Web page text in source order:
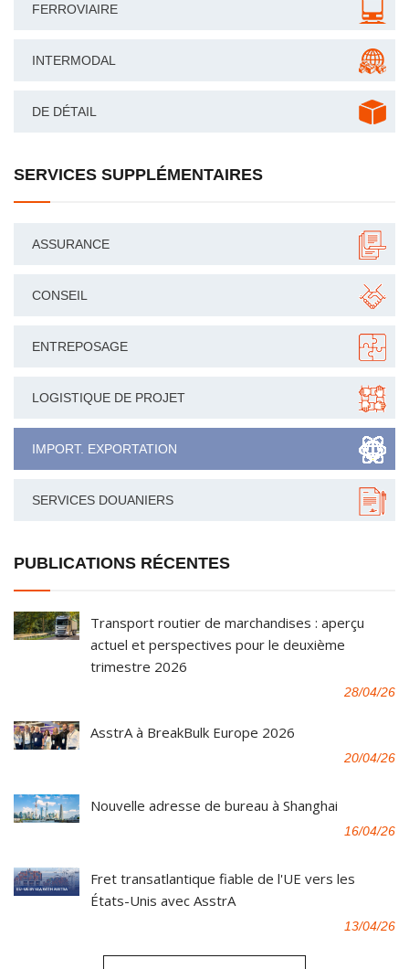
FERROVIAIRE
INTERMODAL
DE DÉTAIL
SERVICES SUPPLÉMENTAIRES
ASSURANCE
CONSEIL
ENTREPOSAGE
LOGISTIQUE DE PROJET
IMPORT. EXPORTATION
SERVICES DOUANIERS
PUBLICATIONS RÉCENTES
Transport routier de marchandises : aperçu
actuel et perspectives pour le deuxième
trimestre 2026
28/04/26
AsstrA à BreakBulk Europe 2026
20/04/26
Nouvelle adresse de bureau à Shanghai
16/04/26
Fret transatlantique fiable de l'UE vers les
États-Unis avec AsstrA
13/04/26